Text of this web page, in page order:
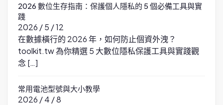
2026 數位生存指南：保護個人隱私的 5 個必備工具與實
踐
2026 / 5 / 12
在數據橫行的 2026 年，如何防止個資外洩？
toolkit.tw 為你精選 5 大數位隱私保護工具與實踐觀
念 […]
常用電池型號與大小教學
2026 / 4 / 8